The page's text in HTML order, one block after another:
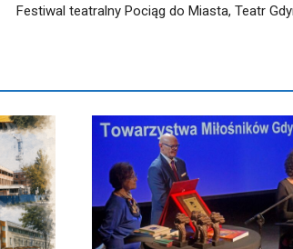
Festiwal teatralny Pociąg do Miasta, Teatr